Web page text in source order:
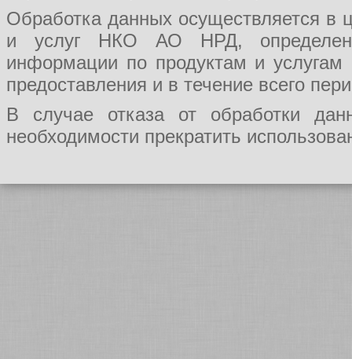
Обработка данных осуществляется в
и услуг НКО АО НРД, определения
информации по продуктам и
предоставления и в течение всего
В случае отказа от обработки
необходимости прекратить